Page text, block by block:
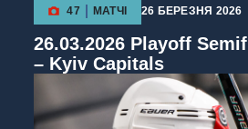
47 МАТЧІ 26 БЕРЕЗНЯ 2026
26.03.2026 Playoff
– Kyiv Capitals